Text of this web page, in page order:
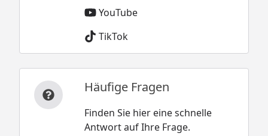
YouTube
TikTok
Häufige Fragen
Finden Sie hier eine schnelle
Antwort auf Ihre Frage.